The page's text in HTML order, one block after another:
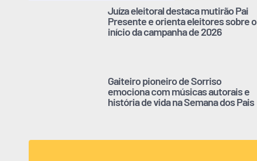
Juíza eleitoral destaca mutirão Pai
Presente e orienta eleitores sobre o
início da campanha de 2026
Gaiteiro pioneiro de Sorriso
emociona com músicas autorais e
história de vida na Semana dos Pais